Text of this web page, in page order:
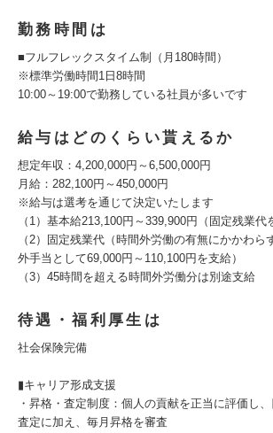
勤務時間は
■フルフレックスタイム制（月180時間）
※標準労働時間1日8時間
10:00～19:00で勤務している社員が多いです
給与はどのくらい貰えるか
想定年収：4,200,000円～6,500,000円
月給：282,100円～450,000円
※給与は選考を通じて決定いたします
（1）基本給213,100円～339,900円（固定残業代
（2）固定残業代（時間外労働の有無にかかわら
外手当として69,000円～110,100円を支給）
（3）45時間を超える時間外労働分は別途支給
待遇・福利厚生は
社会保険完備
▮キャリア形成支援
・昇格・査定制度：個人の貢献を正当に評価し
査定に加え、毎月昇格を審査